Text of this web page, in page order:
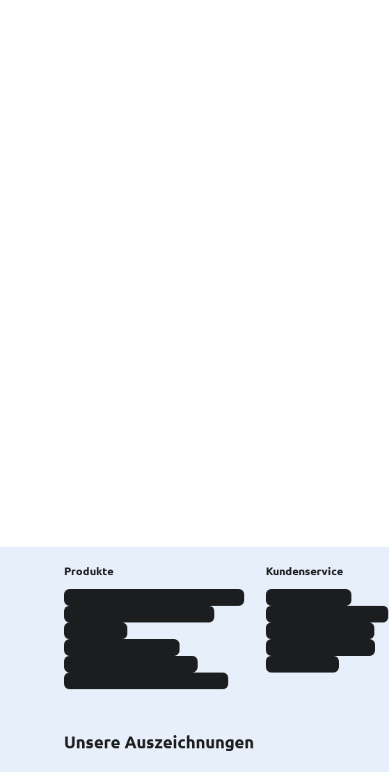
Produkte
Betriebliche Krankenversicherung
Betriebliche Altersvorsorge
Ernteschutz
Gebäudeversicherung
Bürgschaftsversicherung
Betriebliche Berufsunfähigkeit
Kundenservice
Schaden melden
Leistungen beantragen
Firmenkundenportal
Gesundheitsservices
Reiseservices
Unsere Auszeichnungen